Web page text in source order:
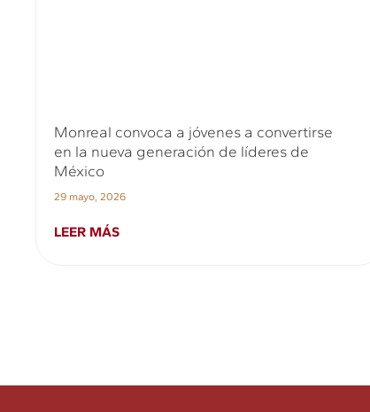
Monreal convoca a jóvenes a convertirse
en la nueva generación de líderes de
México
29 mayo, 2026
LEER MÁS